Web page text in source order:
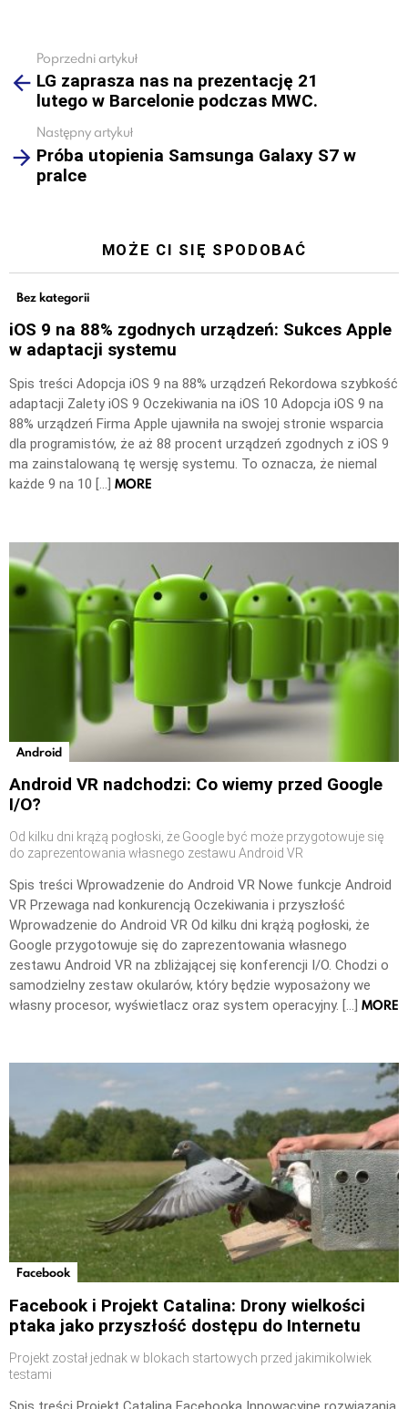
more
Poprzedni artykuł
LG zaprasza nas na prezentację 21
lutego w Barcelonie podczas MWC.
Następny artykuł
Próba utopienia Samsunga Galaxy S7 w
pralce
MOŻE CI SIĘ SPODOBAĆ
Bez kategorii
iOS 9 na 88% zgodnych urządzeń: Sukces Apple
w adaptacji systemu
Spis treści Adopcja iOS 9 na 88% urządzeń Rekordowa szybkość
adaptacji Zalety iOS 9 Oczekiwania na iOS 10 Adopcja iOS 9 na
88% urządzeń Firma Apple ujawniła na swojej stronie wsparcia
dla programistów, że aż 88 procent urządzeń zgodnych z iOS 9
ma zainstalowaną tę wersję systemu. To oznacza, że niemal
każde 9 na 10 […] MORE
Android
Android VR nadchodzi: Co wiemy przed Google
I/O?
Od kilku dni krążą pogłoski, że Google być może przygotowuje się
do zaprezentowania własnego zestawu Android VR
Spis treści Wprowadzenie do Android VR Nowe funkcje Android
VR Przewaga nad konkurencją Oczekiwania i przyszłość
Wprowadzenie do Android VR Od kilku dni krążą pogłoski, że
Google przygotowuje się do zaprezentowania własnego
zestawu Android VR na zbliżającej się konferencji I/O. Chodzi o
samodzielny zestaw okularów, który będzie wyposażony we
własny procesor, wyświetlacz oraz system operacyjny. […] MORE
Facebook
Facebook i Projekt Catalina: Drony wielkości
ptaka jako przyszłość dostępu do Internetu
Projekt został jednak w blokach startowych przed jakimikolwiek
testami